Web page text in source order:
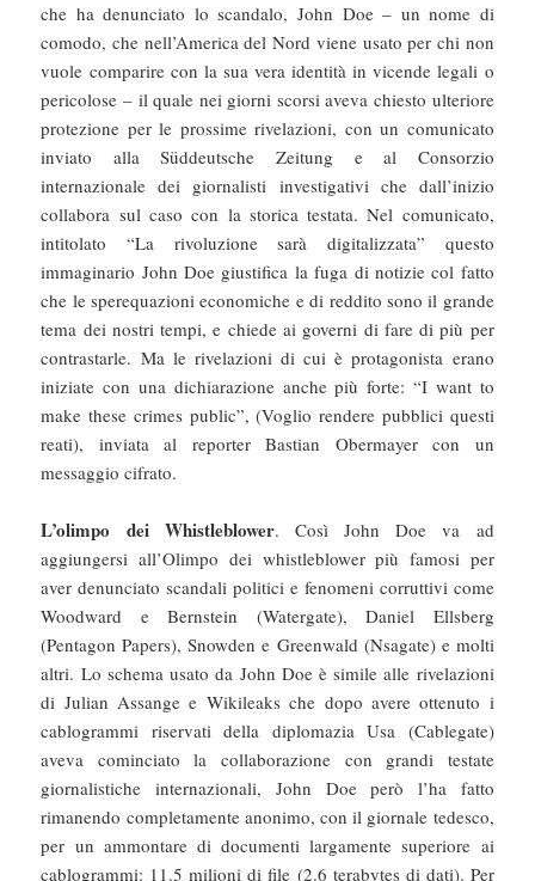
che ha denunciato lo scandalo, John Doe – un nome di
comodo, che nell’America del Nord viene usato per chi non
vuole comparire con la sua vera identità in vicende legali o
pericolose – il quale nei giorni scorsi aveva chiesto ulteriore
protezione per le prossime rivelazioni, con un comunicato
inviato alla Süddeutsche Zeitung e al Consorzio
internazionale dei giornalisti investigativi che dall’inizio
collabora sul caso con la storica testata. Nel comunicato,
intitolato “La rivoluzione sarà digitalizzata” questo
immaginario John Doe giustifica la fuga di notizie col fatto
che le sperequazioni economiche e di reddito sono il grande
tema dei nostri tempi, e chiede ai governi di fare di più per
contrastarle. Ma le rivelazioni di cui è protagonista erano
iniziate con una dichiarazione anche più forte: “I want to
make these crimes public”, (Voglio rendere pubblici questi
reati), inviata al reporter Bastian Obermayer con un
messaggio cifrato.
L’olimpo dei Whistleblower. Così John Doe va ad
aggiungersi all’Olimpo dei whistleblower più famosi per
aver denunciato scandali politici e fenomeni corruttivi come
Woodward e Bernstein (Watergate), Daniel Ellsberg
(Pentagon Papers), Snowden e Greenwald (Nsagate) e molti
altri. Lo schema usato da John Doe è simile alle rivelazioni
di Julian Assange e Wikileaks che dopo avere ottenuto i
cablogrammi riservati della diplomazia Usa (Cablegate)
aveva cominciato la collaborazione con grandi testate
giornalistiche internazionali, John Doe però l’ha fatto
rimanendo completamente anonimo, con il giornale tedesco,
per un ammontare di documenti largamente superiore ai
cablogrammi: 11.5 milioni di file (2.6 terabytes di dati). Per